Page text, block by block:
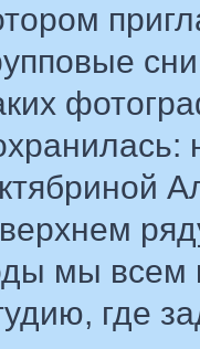
мы всем
где